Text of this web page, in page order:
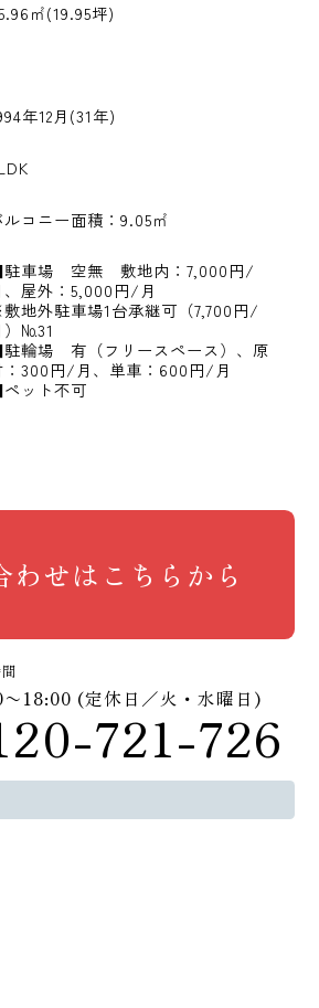
㎡(19.95坪)
年12月(31年)
ルコニー面積：9.05㎡
車場 空無 敷地内：7,000円/
、屋外：5,000円/月
地外駐車場1台承継可（7,700円/
）№31
輪場 有（フリースペース）、原
：300円/月、単車：600円/月
ット不可
わせはこちらから
18:00 (定休日／火・水曜日)
721-726